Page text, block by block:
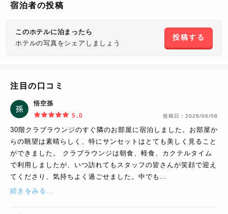
宿泊者の投稿
このホテルに泊まったら
ホテルの写真をシェアしましょう
投稿する
注目の口コミ
悟空孫
5.0
投稿日： 2026/06/08
30階クラブラウンジのすぐ隣のお部屋に宿泊しました。お部屋か
らの眺望は素晴らしく、特にサンセットはとても美しく見ること
ができました。 クラブラウンジは朝食、軽食、カクテルタイム
で利用しましたが、いつ訪れてもスタッフの皆さんが笑顔で迎え
てくださり、気持ちよく過ごせました。中でも…
続きをみる...